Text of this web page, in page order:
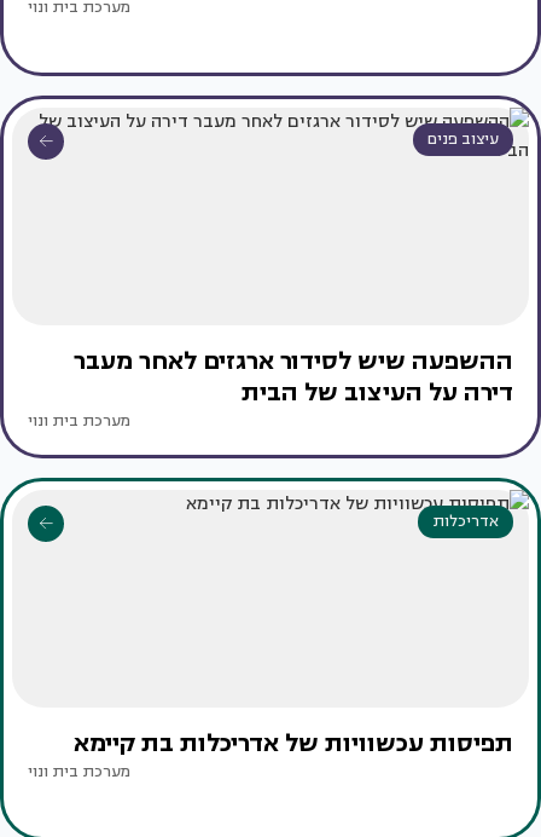
מערכת בית ונוי
עיצוב פנים
ההשפעה שיש לסידור ארגזים לאחר מעבר
דירה על העיצוב של הבית
מערכת בית ונוי
אדריכלות
תפיסות עכשוויות של אדריכלות בת קיימא
מערכת בית ונוי